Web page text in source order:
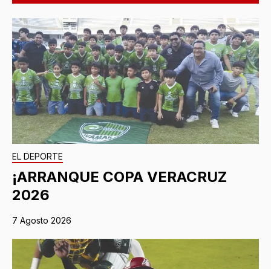
EL DEPORTE
¡ARRANQUE COPA VERACRUZ
2026
7 Agosto 2026